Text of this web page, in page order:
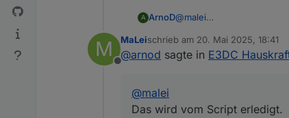
A ArnoD@malei
Für heute sollte wieder
M
Offline
MaLeischrieb am 20. Mai 2025, 18:41
zuletzt editiert von
@arnod sagte in E3DC
@malei
Das wird vom Script erledigt.